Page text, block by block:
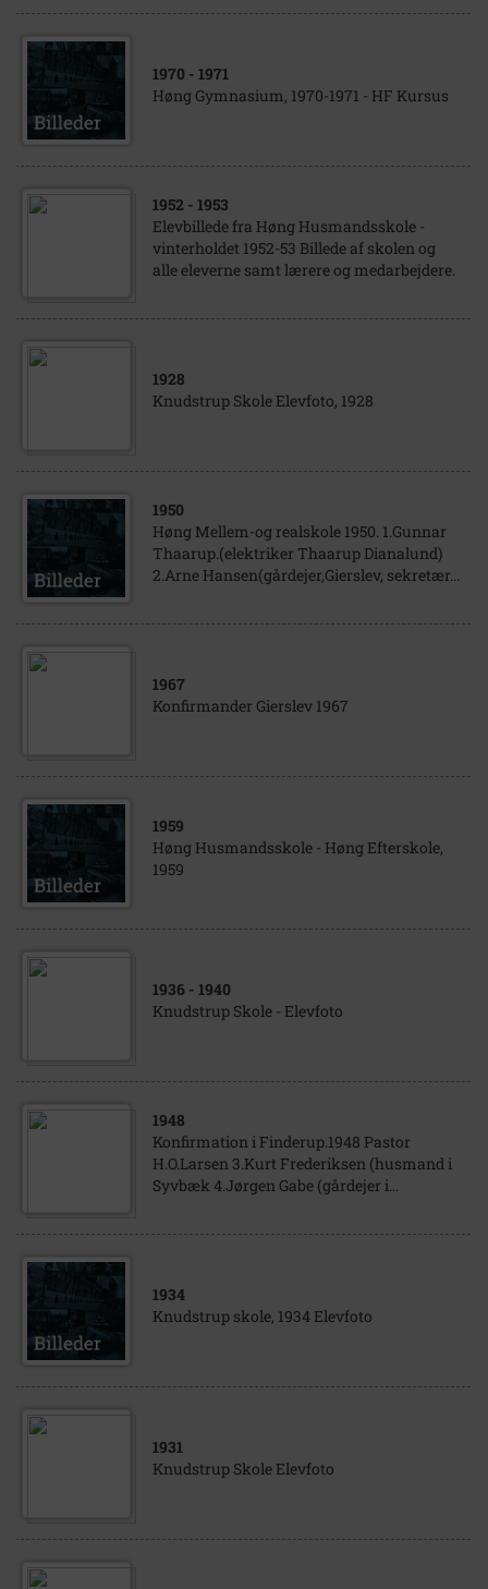
1970 - 1971
Høng Gymnasium, 1970-1971 - HF Kursus
1952 - 1953
Elevbillede fra Høng Husmandsskole -
vinterholdet 1952-53 Billede af skolen og
alle eleverne samt lærere og medarbejdere.
1928
Knudstrup Skole Elevfoto, 1928
1950
Høng Mellem-og realskole 1950. 1.Gunnar
Thaarup.(elektriker Thaarup Dianalund)
2.Arne Hansen(gårdejer,Gierslev, sekretær...
1967
Konfirmander Gierslev 1967
1959
Høng Husmandsskole - Høng Efterskole,
1959
1936 - 1940
Knudstrup Skole - Elevfoto
1948
Konfirmation i Finderup.1948 Pastor
H.O.Larsen 3.Kurt Frederiksen (husmand i
Syvbæk 4.Jørgen Gabe (gårdejer i...
1934
Knudstrup skole, 1934 Elevfoto
1931
Knudstrup Skole Elevfoto